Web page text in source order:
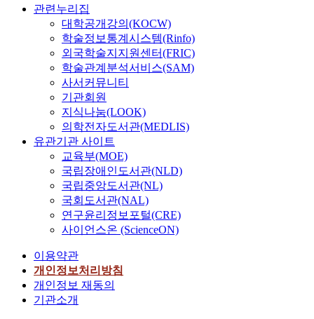
관련누리집
대학공개강의(KOCW)
학술정보통계시스템(Rinfo)
외국학술지지원센터(FRIC)
학술관계분석서비스(SAM)
사서커뮤니티
기관회원
지식나눔(LOOK)
의학전자도서관(MEDLIS)
유관기관 사이트
교육부(MOE)
국립장애인도서관(NLD)
국립중앙도서관(NL)
국회도서관(NAL)
연구윤리정보포털(CRE)
사이언스온 (ScienceON)
이용약관
개인정보처리방침
개인정보 재동의
기관소개